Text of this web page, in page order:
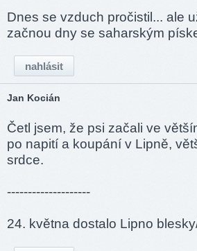
Dnes se vzduch pročistil... ale
začnou dny se saharským
nahlásit
Jan Kocián
Četl jsem, že psi začali ve
po napití a koupání v Lipně,
srdce.
--------------------
24. května dostalo Lipno